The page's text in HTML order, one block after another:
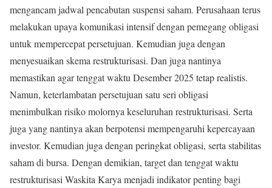
mengancam jadwal pencabutan suspensi saham. Perusahaan terus
melakukan upaya komunikasi intensif dengan pemegang obligasi
untuk mempercepat persetujuan. Kemudian juga dengan
menyesuaikan skema restrukturisasi. Dan juga nantinya
memastikan agar tenggat waktu Desember 2025 tetap realistis.
Namun, keterlambatan persetujuan satu seri obligasi
menimbulkan risiko molornya keseluruhan restrukturisasi. Serta
juga yang nantinya akan berpotensi mempengaruhi kepercayaan
investor. Kemudian juga dengan peringkat obligasi, serta stabilitas
saham di bursa. Dengan demikian, target dan tenggat waktu
restrukturisasi Waskita Karya menjadi indikator penting bagi